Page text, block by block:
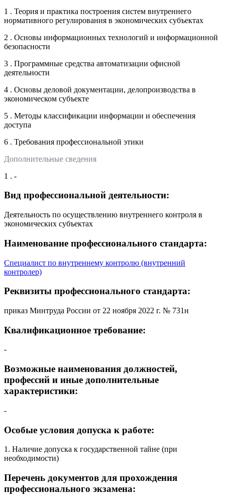
1 . Теория и практика построения систем внутреннего
нормативного регулирования в экономических субъектах
2 . Основы информационных технологий и информационной
безопасности
3 . Программные средства автоматизации офисной
деятельности
4 . Основы деловой документации, делопроизводства в
экономическом субъекте
5 . Методы классификации информации и обеспечения
доступа
6 . Требования профессиональной этики
Дополнительные сведения
1 . -
Вид профессиональной деятельности:
Деятельность по осуществлению внутреннего контроля в
экономических субъектах
Наименование профессионального стандарта:
Специалист по внутреннему контролю (внутренний
контролер)
Реквизиты профессионального стандарта:
приказ Минтруда России от 22 ноября 2022 г. № 731н
Квалификационное требование:
-
Возможные наименования должностей,
профессий и иные дополнительные
характеристики:
-
Особые условия допуска к работе:
1. Наличие допуска к государственной тайне (при
необходимости)
Перечень документов для прохождения
профессионального экзамена: